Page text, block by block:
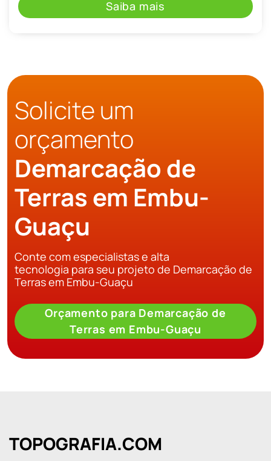
Saiba mais
Solicite um
orçamento
Demarcação de
Terras em Embu-
Guaçu
Conte com especialistas e alta
tecnologia para seu projeto de Demarcação de
Terras em Embu-Guaçu
Orçamento para Demarcação de
Terras em Embu-Guaçu
TOPOGRAFIA.COM